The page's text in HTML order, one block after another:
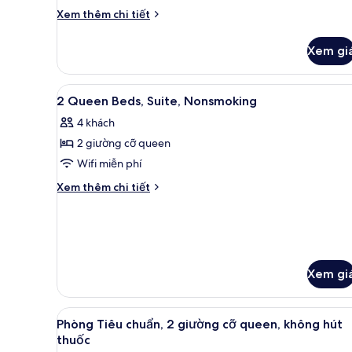
Xem thêm chi tiết
Chi
Phòng
Xem
Xem
tất
cả
ảnh
2
Queen
Bàn, bàn ủi/dụng cụ ủi quần
4
2 Queen Beds, Suite, Nonsmoking
4 khách
2 giường cỡ queen
Wifi miễn phí
Xem thêm chi tiết
Chi
Suite,
Nonsmoking
Xem
Xem
tất
Phòng Tiêu chuẩn, 2
1
Phòng Tiêu chuẩn, 2 giường cỡ queen, không hút
thuốc